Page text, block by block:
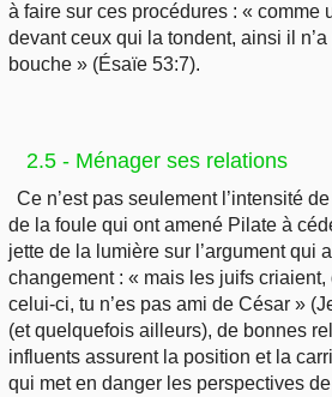
à faire sur ces procédures : « comme
devant ceux qui la tondent, ainsi il
bouche » (Ésaïe 53:7).
2.5 - Ménager ses relations
Ce n’est pas seulement l’intensité
de la foule qui ont amené Pilate à
jette de la lumière sur l’argument qui
changement : « mais les juifs
celui-ci, tu n’es pas ami de César »
(et quelquefois ailleurs), de bonnes
influents assurent la position et la
qui met en danger les perspectives